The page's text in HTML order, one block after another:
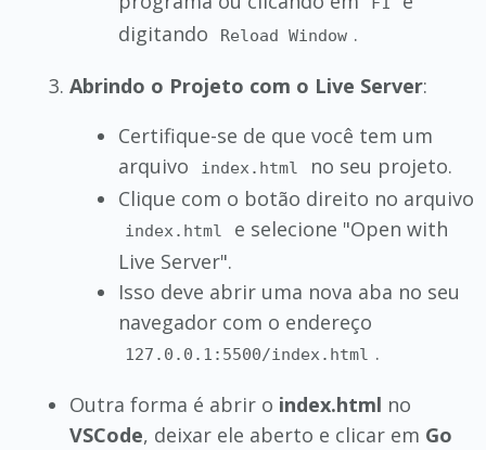
digitando
Reload Window .
Abrindo o Projeto com o Live Server:
Certifique-se de que você tem um
arquivo
index.html
no seu projeto.
Clique com o botão direito no arquivo
index.html
e selecione "Open with
Live Server".
Isso deve abrir uma nova aba no seu
navegador com o endereço
127.0.0.1:5500/index.html .
Outra forma é abrir o index.html no
VSCode, deixar ele aberto e clicar em Go